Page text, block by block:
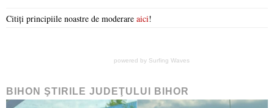
Citiți principiile noastre de moderare aici!
powered by Surfing Waves
BIHON ŞTIRILE JUDEŢULUI BIHOR